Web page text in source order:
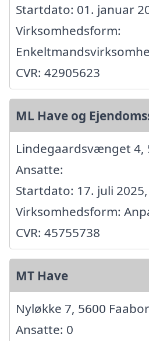
Startdato: 01. januar
Virksomhedsform:
CVR: 42905623
ML Have og
Lindegaardsvænget 4,
Ansatte:
Startdato: 17. juli 2025,
Virksomhedsform:
CVR: 45755738
MT Have
Nyløkke 7, 5600
Ansatte: 0